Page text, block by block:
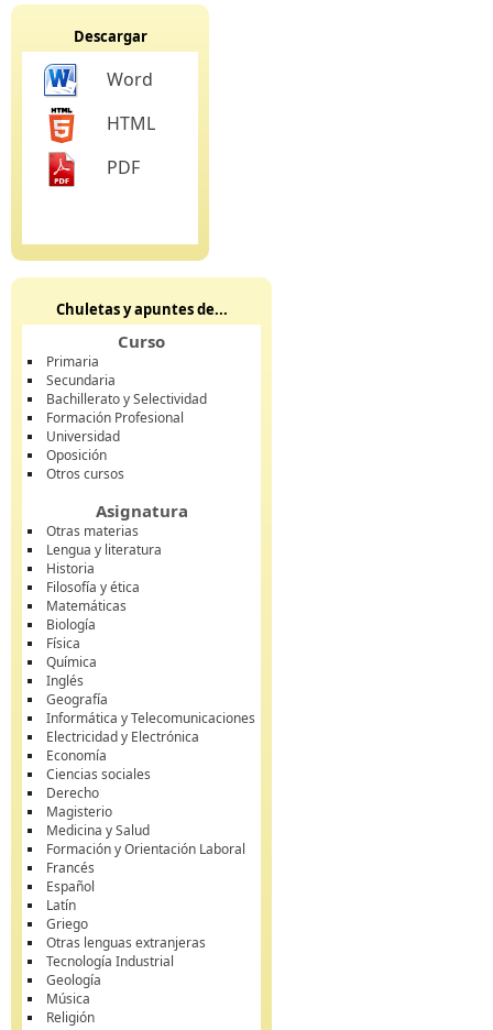
Descargar
Word
HTML
PDF
Chuletas y apuntes de...
Curso
Primaria
Secundaria
Bachillerato y Selectividad
Formación Profesional
Universidad
Oposición
Otros cursos
Asignatura
Otras materias
Lengua y literatura
Historia
Filosofía y ética
Matemáticas
Biología
Física
Química
Inglés
Geografía
Informática y Telecomunicaciones
Electricidad y Electrónica
Economía
Ciencias sociales
Derecho
Magisterio
Medicina y Salud
Formación y Orientación Laboral
Francés
Español
Latín
Griego
Otras lenguas extranjeras
Tecnología Industrial
Geología
Música
Religión